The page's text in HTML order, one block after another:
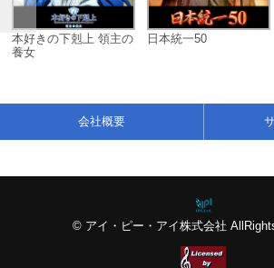
本好きの下剋上 領主の
養女
日本統一50
© アイ・ピー・アイ株式会社
会社概要